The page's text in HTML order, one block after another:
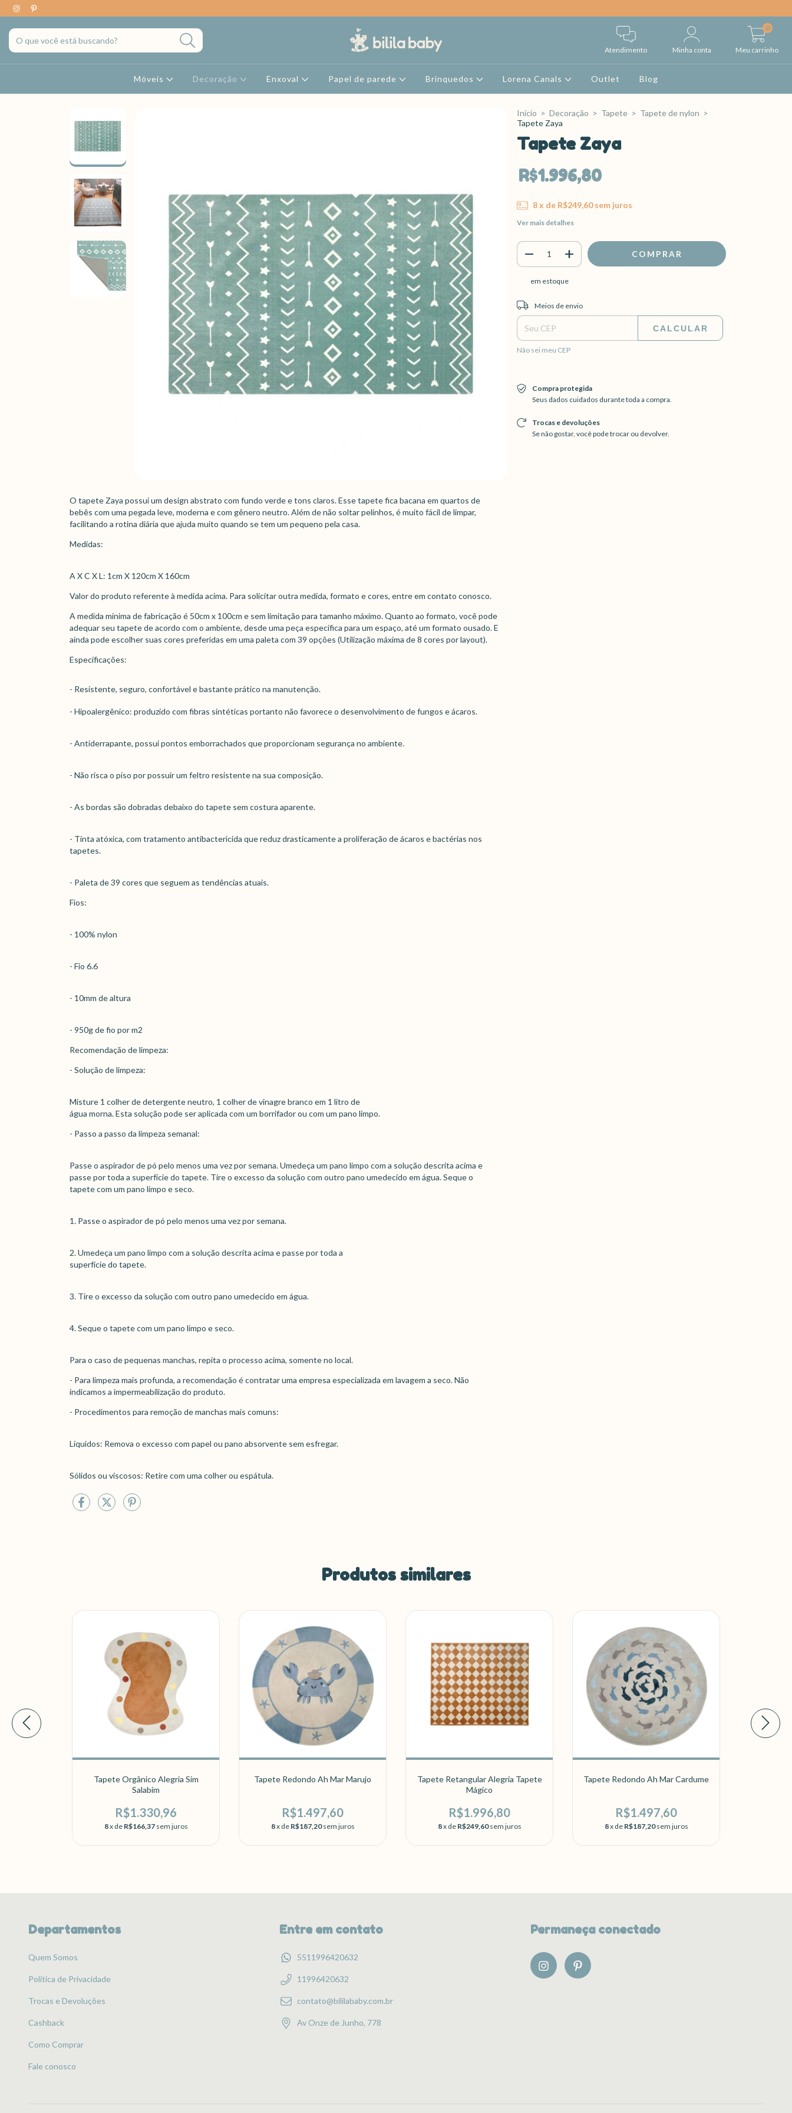
Atendimento Minha conta Meu carrinho
0
Móveis Decoração Enxoval Papel de parede Brinquedos Lorena Canals Outlet Blog
O tapete Zaya possui um design abstrato com fundo verde e tons claros. Esse tapete fica bacana em quartos de
bebês com uma pegada leve, moderna e com gênero neutro. Além de não soltar pelinhos, é muito fácil de limpar,
facilitando a rotina diária que ajuda muito quando se tem um pequeno pela casa.
Medidas:
A X C X L: 1cm X 120cm X 160cm
Valor do produto referente à medida acima. Para solicitar outra medida, formato e cores, entre em contato conosco.
A medida mínima de fabricação é 50cm x 100cm e sem limitação para tamanho máximo. Quanto ao formato, você pode
adequar seu tapete de acordo com o ambiente, desde uma peça específica para um espaço, até um formato ousado. E
ainda pode escolher suas cores preferidas em uma paleta com 39 opções (Utilização máxima de 8 cores por layout).
Especificações:
- Resistente, seguro, confortável e bastante prático na manutenção.
- Hipoalergênico: produzido com fibras sintéticas portanto não favorece o desenvolvimento de fungos e ácaros.
- Antiderrapante, possui pontos emborrachados que proporcionam segurança no ambiente.
- Não risca o piso por possuir um feltro resistente na sua composição.
- As bordas são dobradas debaixo do tapete sem costura aparente.
- Tinta atóxica, com tratamento antibactericida que reduz drasticamente a proliferação de ácaros e bactérias nos
tapetes.
- Paleta de 39 cores que seguem as tendências atuais.
Fios:
- 100% nylon
- Fio 6.6
- 10mm de altura
- 950g de fio por m2
Recomendação de limpeza:
- Solução de limpeza:
Misture 1 colher de detergente neutro, 1 colher de vinagre branco em 1 litro de
água morna. Esta solução pode ser aplicada com um borrifador ou com um pano limpo.
- Passo a passo da limpeza semanal:
Passe o aspirador de pó pelo menos uma vez por semana. Umedeça um pano limpo com a solução descrita acima e
passe por toda a superfície do tapete. Tire o excesso da solução com outro pano umedecido em água. Seque o
tapete com um pano limpo e seco.
1. Passe o aspirador de pó pelo menos uma vez por semana.
2. Umedeça um pano limpo com a solução descrita acima e passe por toda a
superfície do tapete.
3. Tire o excesso da solução com outro pano umedecido em água.
4. Seque o tapete com um pano limpo e seco.
Para o caso de pequenas manchas, repita o processo acima, somente no local.
- Para limpeza mais profunda, a recomendação é contratar uma empresa especializada em lavagem a seco. Não
indicamos a impermeabilização do produto.
- Procedimentos para remoção de manchas mais comuns:
Líquidos: Remova o excesso com papel ou pano absorvente sem esfregar.
Sólidos ou viscosos: Retire com uma colher ou espátula.
Início > Decoração > Tapete > Tapete de nylon >
Tapete Zaya
Tapete Zaya
R$1.996,80
8x de R$249,60 sem juros
Ver mais detalhes
em estoque
Entregas para o CEP:
Meios de envio
CALCULAR
Não sei meu CEP
Compra protegida
Seus dados cuidados durante toda a compra.
Trocas e devoluções
Se não gostar, você pode trocar ou devolver.
Produtos similares
Tapete Orgânico Alegria Sim
Salabim
R$1.330,96
8x de R$166,37 sem juros
Tapete Redondo Ah Mar Marujo
R$1.497,60
8x de R$187,20 sem juros
Tapete Retangular Alegria Tapete
Mágico
R$1.996,80
8x de R$249,60 sem juros
Tapete Redondo Ah Mar Cardume
R$1.497,60
8x de R$187,20 sem juros
Departamentos
Quem Somos
Política de Privacidade
Trocas e Devoluções
Cashback
Como Comprar
Fale conosco
Entre em contato
5511996420632
11996420632
contato@bililababy.com.br
Av Onze de Junho, 778
Permaneça conectado